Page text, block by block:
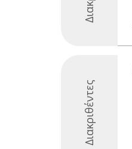
Διακριθέντες